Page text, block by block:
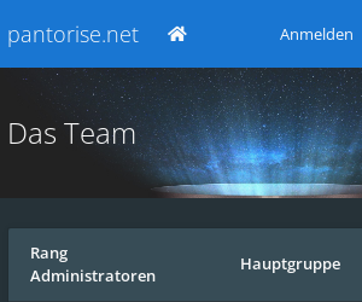
pantorise.net Anmelden
Das Team
Rang
Administratoren
Hauptgruppe